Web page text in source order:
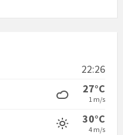
22:26
27°C
1 m/s
30°C
4 m/s